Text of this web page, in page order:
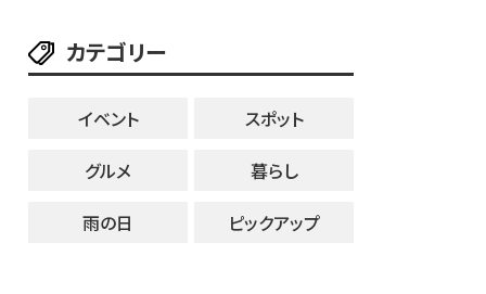
カテゴリー
イベント
スポット
グルメ
暮らし
雨の日
ピックアップ